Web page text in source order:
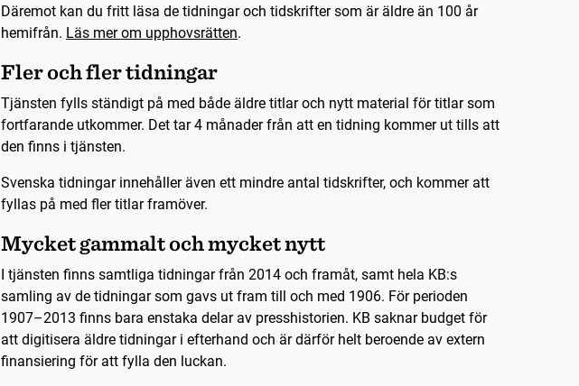
Däremot kan du fritt läsa de tidningar och tidskrifter som är äldre än 100 år
hemifrån. Läs mer om upphovsrätten.
Fler och fler tidningar
Tjänsten fylls ständigt på med både äldre titlar och nytt material för titlar som
fortfarande utkommer. Det tar 4 månader från att en tidning kommer ut tills att
den finns i tjänsten.
Svenska tidningar innehåller även ett mindre antal tidskrifter, och kommer att
fyllas på med fler titlar framöver.
Mycket gammalt och mycket nytt
I tjänsten finns samtliga tidningar från 2014 och framåt, samt hela KB:s
samling av de tidningar som gavs ut fram till och med 1906. För perioden
1907–2013 finns bara enstaka delar av presshistorien. KB saknar budget för
att digitisera äldre tidningar i efterhand och är därför helt beroende av extern
finansiering för att fylla den luckan.